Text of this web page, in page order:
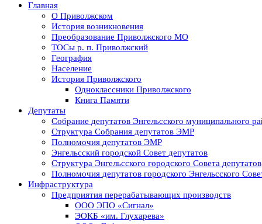
Главная
О Приволжском
История возникновения
Преобразование Приволжского МО
ТОСы р. п. Приволжский
География
Население
История Приволжского
Одноклассники Приволжского
Книга Памяти
Депутаты
Собрание депутатов Энгельсского муниципального
Структура Собрания депутатов ЭМР
Полномочия депутатов ЭМР
Энгельсский городской Совет депутатов
Структура Энгельсского городского Совета депутатов
Полномочия депутатов городского Энгельсского
Инфраструктура
Предприятия перерабатывающих производств
ООО ЭПО «Сигнал»
ЭОКБ «им. Глухарева»